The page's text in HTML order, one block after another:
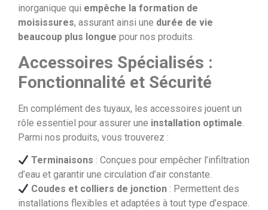
inorganique qui empêche la formation de
moisissures, assurant ainsi une durée de vie
beaucoup plus longue pour nos produits.
Accessoires Spécialisés :
Fonctionnalité et Sécurité
En complément des tuyaux, les accessoires jouent un
rôle essentiel pour assurer une installation optimale.
Parmi nos produits, vous trouverez :
Terminaisons : Conçues pour empêcher l’infiltration
d’eau et garantir une circulation d’air constante.
Coudes et colliers de jonction : Permettent des
installations flexibles et adaptées à tout type d’espace.